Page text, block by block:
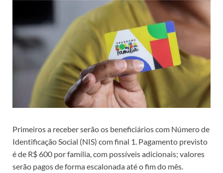
Primeiros a receber serão os beneficiários com Número de
Identificação Social (NIS) com final 1. Pagamento previsto
é de R$ 600 por família, com possíveis adicionais; valores
serão pagos de forma escalonada até o fim do mês.